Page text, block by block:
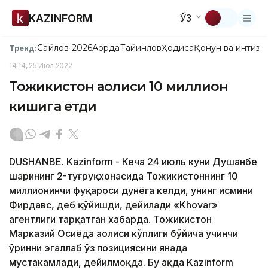
KAZINFORM ЎЗ
Тренд:Сайлов-2026АқордаТайинловҲодисаҚонун ва
14:14, 25 Июл 2022
Тожикистон аҳолиси 10 миллион
кишига етди
DUSHANBE. Kazinform - Кеча 24 июль куни Душанбе
шаҳрининг 2-туғруқхонасида Тожикистоннинг 10
миллионинчи фуқароси дунёга келди, унинг исмини
Фирдавс, деб қўйишди, дейилади «Khovar»
агентлиги тарқатган хабарда. Тожикистон
Марказий Осиёда аҳолиси кўплиги бўйича учинчи
ўринни эгаллаб ўз позициясини янада
мустаҳкамлади, дейилмоқда. Бу ҳақда Kazinform